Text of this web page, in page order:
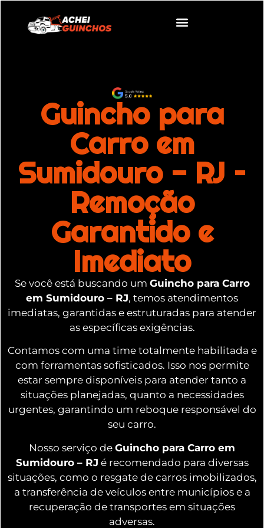
Guincho para
Carro em
Sumidouro - RJ –
Remoção
Garantido e
Imediato
Se você está buscando um Guincho para Carro
em Sumidouro – RJ, temos atendimentos
imediatas, garantidas e estruturadas para atender
as específicas exigências.
Contamos com uma time totalmente habilitada e
com ferramentas sofisticados. Isso nos permite
estar sempre disponíveis para atender tanto a
situações planejadas, quanto a necessidades
urgentes, garantindo um reboque responsável do
seu carro.
Nosso serviço de Guincho para Carro em
Sumidouro – RJ é recomendado para diversas
situações, como o resgate de carros imobilizados,
a transferência de veículos entre municípios e a
recuperação de transportes em situações
adversas.